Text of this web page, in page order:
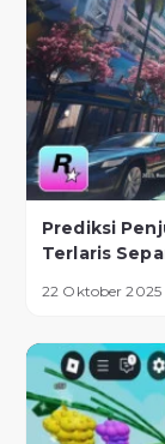
Prediksi
Terlaris
22 Oktober 2025